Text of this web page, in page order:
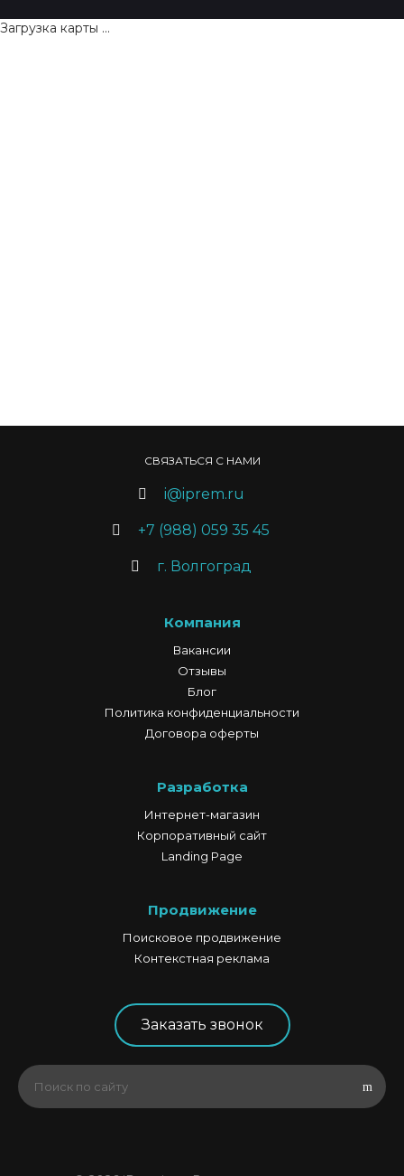
Загрузка карты ...
СВЯЗАТЬСЯ С НАМИ
i@iprem.ru
+7 (988) 059 35 45
г. Волгоград
Компания
Вакансии
Отзывы
Блог
Политика конфиденциальности
Договора оферты
Разработка
Интернет-магазин
Корпоративный сайт
Landing Page
Продвижение
Поисковое продвижение
Контекстная реклама
Заказать звонок